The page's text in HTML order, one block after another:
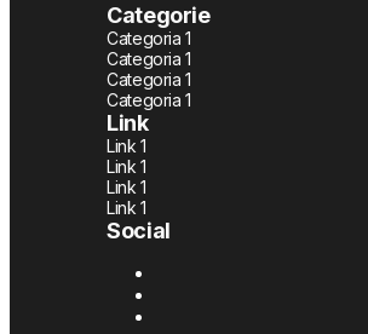
Categorie
Categoria 1
Categoria 1
Categoria 1
Categoria 1
Link
Link 1
Link 1
Link 1
Link 1
Social